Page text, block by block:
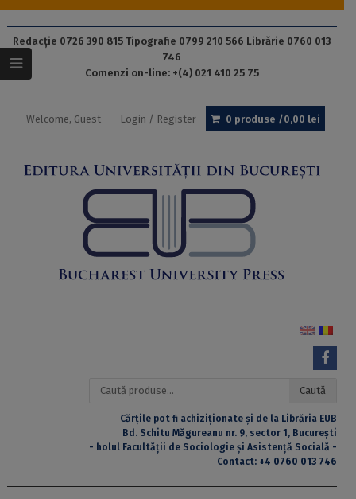
Redacție 0726 390 815 Tipografie 0799 210 566 Librărie 0760 013
746
Comenzi on-line: +(4) 021 410 25 75
Welcome, Guest Login / Register 0 produse /0,00 lei
Caută
Caută
Cărțile pot fi achiziționate și de la Librăria EUB
Bd. Schitu Măgureanu nr. 9, sector 1, București
- holul Facultății de Sociologie și Asistență Socială -
Contact: +4 0760 013 746